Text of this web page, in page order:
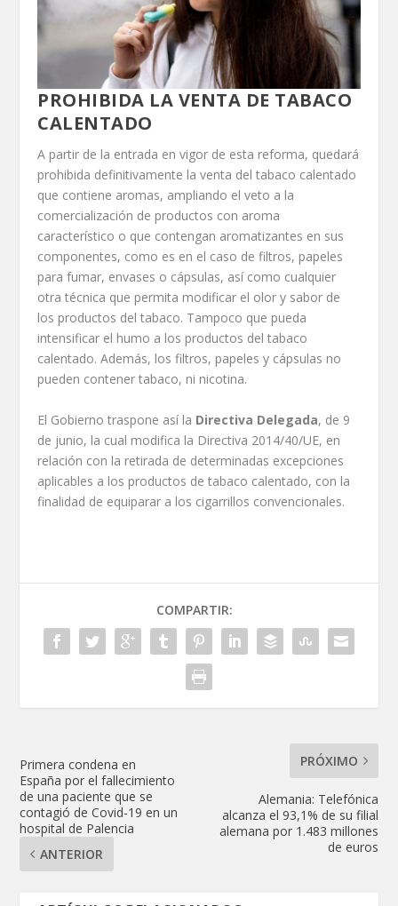
PROHIBIDA LA VENTA DE TABACO
CALENTADO
A partir de la entrada en vigor de esta reforma, quedará
prohibida definitivamente la venta del tabaco calentado
que contiene aromas, ampliando el veto a la
comercialización de productos con aroma
característico o que contengan aromatizantes en sus
componentes, como es en el caso de filtros, papeles
para fumar, envases o cápsulas, así como cualquier
otra técnica que permita modificar el olor y sabor de
los productos del tabaco. Tampoco que pueda
intensificar el humo a los productos del tabaco
calentado. Además, los filtros, papeles y cápsulas no
pueden contener tabaco, ni nicotina.
El Gobierno traspone así la Directiva Delegada, de 9
de junio, la cual modifica la Directiva 2014/40/UE, en
relación con la retirada de determinadas excepciones
aplicables a los productos de tabaco calentado, con la
finalidad de equiparar a los cigarrillos convencionales.
COMPARTIR:
Primera condena en
España por el fallecimiento
de una paciente que se
contagió de Covid-19 en un
hospital de Palencia
ANTERIOR
PRÓXIMO
Alemania: Telefónica
alcanza el 93,1% de su filial
alemana por 1.483 millones
de euros